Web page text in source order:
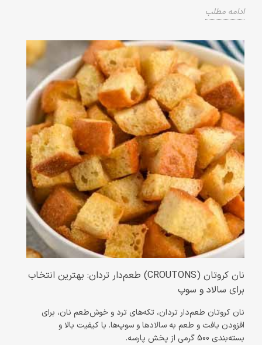
ادامه مطلب
نان کروتان (CROUTONS) طعم‌دار تردان: بهترین انتخاب
برای سالاد و سوپ
نان کروتان طعم‌دار تردان، تکه‌های ترد و خوش‌طعم نان، برای
افزودن بافت و طعم به سالادها و سوپ‌ها. با کیفیت بالا و
بسته‌بندی 500 گرمی از پخش پارسه.